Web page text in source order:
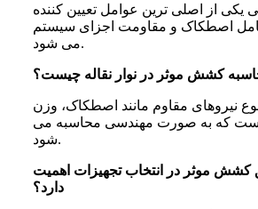
یکی از اصلی ترین عوامل تعیین کننده
اصطکاک و مقاومت اجزای سیستم
می شود.
کشش موثر در نوار نقاله چیست؟
نیروهای مقاوم مانند اصطکاک، وزن
است که به صورت مهندسی محاسبه می
شود.
کشش موثر در انتخاب تجهیزات اهمیت
دارد؟